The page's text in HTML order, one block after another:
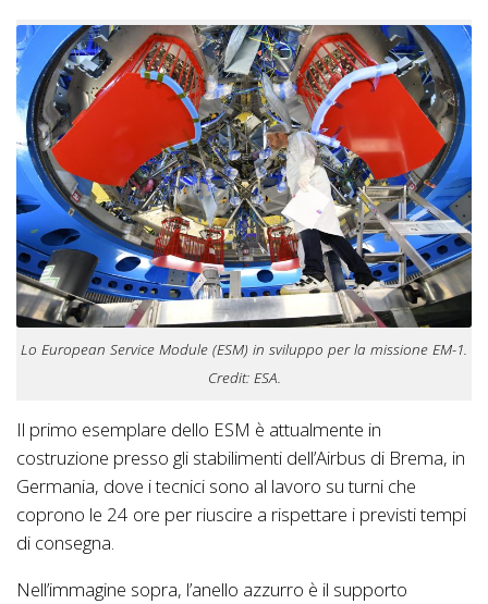
Lo European Service Module (ESM) in sviluppo per la missione EM-1.
Credit: ESA.
Il primo esemplare dello ESM è attualmente in
costruzione presso gli stabilimenti dell’Airbus di Brema, in
Germania, dove i tecnici sono al lavoro su turni che
coprono le 24 ore per riuscire a rispettare i previsti tempi
di consegna.
Nell’immagine sopra, l’anello azzurro è il supporto